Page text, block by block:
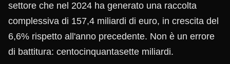
settore che nel 2024 ha generato una raccolta
complessiva di 157,4 miliardi di euro, in crescita del
6,6% rispetto all'anno precedente. Non è un errore
di battitura: centocinquantasette miliardi.